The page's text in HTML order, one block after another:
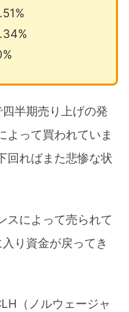
半期売り上げの発
よって買われていま
回ればまた悲惨な状
スによって売られて
り資金が戻ってき
（ノルウェージャ